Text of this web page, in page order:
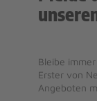
Bleibe
Erster von
Angeboten